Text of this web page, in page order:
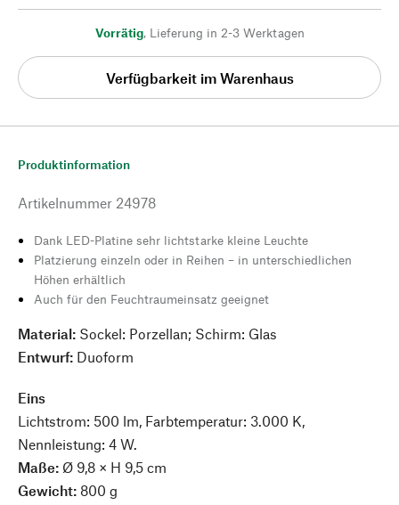
Vorrätig, Lieferung in 2-3 Werktagen
Verfügbarkeit im Warenhaus
Produktinformation
Artikelnummer 24978
Dank LED-Platine sehr lichtstarke kleine Leuchte
Platzierung einzeln oder in Reihen – in unterschiedlichen
Höhen erhältlich
Auch für den Feuchtraumeinsatz geeignet
Material: Sockel: Porzellan; Schirm: Glas
Entwurf: Duoform
Eins
Lichtstrom: 500 lm, Farbtemperatur: 3.000 K,
Nennleistung: 4 W.
Maße: Ø 9,8 × H 9,5 cm
Gewicht: 800 g